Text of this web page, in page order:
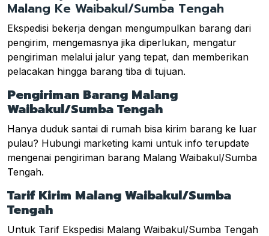
Malang Ke Waibakul/Sumba Tengah
Ekspedisi bekerja dengan mengumpulkan barang dari
pengirim, mengemasnya jika diperlukan, mengatur
pengiriman melalui jalur yang tepat, dan memberikan
pelacakan hingga barang tiba di tujuan.
Pengiriman Barang Malang
Waibakul/Sumba Tengah
Hanya duduk santai di rumah bisa kirim barang ke luar
pulau? Hubungi marketing kami untuk info terupdate
mengenai pengiriman barang Malang Waibakul/Sumba
Tengah.
Tarif Kirim Malang Waibakul/Sumba
Tengah
Untuk Tarif Ekspedisi Malang Waibakul/Sumba Tengah